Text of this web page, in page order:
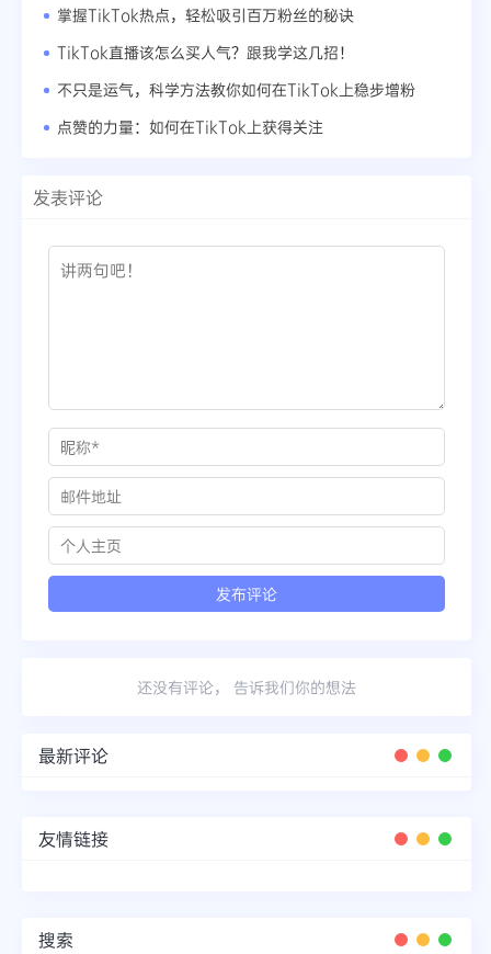
掌握TikTok热点，轻松吸引百万粉丝的秘诀
TikTok直播该怎么买人气？跟我学这几招！
不只是运气，科学方法教你如何在TikTok上稳步增粉
点赞的力量：如何在TikTok上获得关注
发表评论
还没有评论， 告诉我们你的想法
最新评论
友情链接
搜索